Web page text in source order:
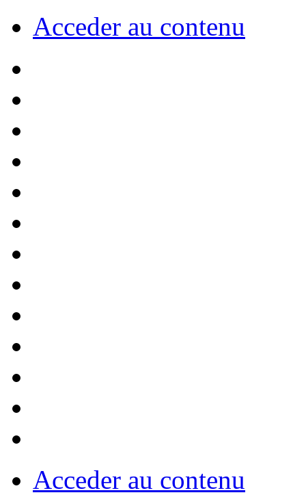
Acceder au contenu
Acceder au contenu